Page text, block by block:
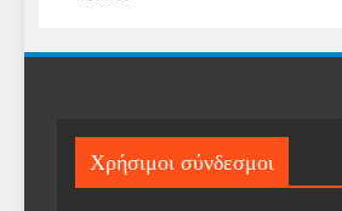
Sport
Sports
Χρήσιμοι σύνδεσμοι